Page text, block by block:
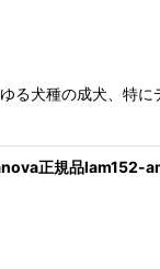
犬種の成犬、特
正規品lam152-